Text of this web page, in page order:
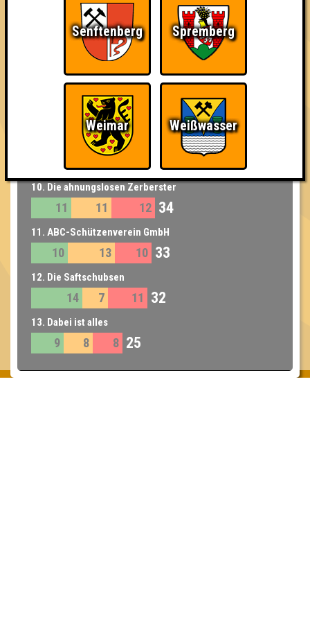
6. Die kultivierten Tresenwesen
12 15 12 39
7. RatVürste
16 10 12 38
8. Jesus Quiztus
12 37
9. Family Affair
10. Die ahnungslosen Zerberster
11 11 12 34
11. ABC-Schützenverein GmbH
10 13 10 33
12. Die Saftschubsen
14 7 11 32
13. Dabei ist alles
9 8 8 25
Senftenberg Spremberg
Weimar Weißwasser